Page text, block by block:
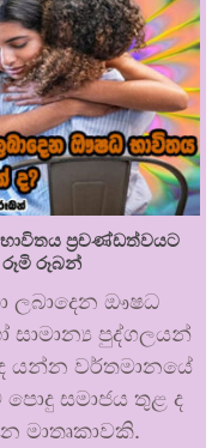
ප්‍රචණ්ඩත්වයට
රූමි රූබන්
ලබාදෙන ඖෂධ
පුද්ගලයන්
යන්න වර්තමානයේ
සමාජය තුළ ද
මාතෘකාවකි.